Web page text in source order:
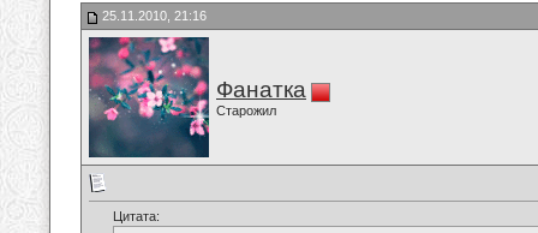
25.11.2010, 21:16
Фанатка
Старожил
Цитата: